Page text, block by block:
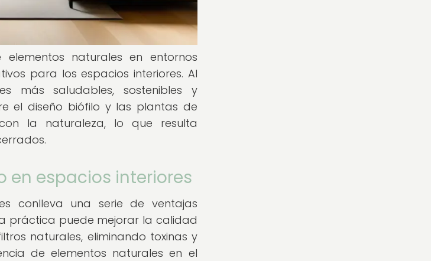
naturales en entornos
para los espacios interiores. Al
más saludables, sostenibles y
el diseño biófilo y las plantas de
la naturaleza, lo que resulta
en espacios interiores
conlleva una serie de ventajas
práctica puede mejorar la calidad
naturales, eliminando toxinas y
de elementos naturales en el